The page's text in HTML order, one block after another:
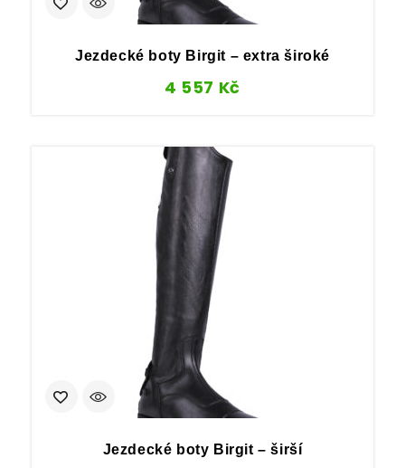
Jezdecké boty Birgit – extra široké
4 557 Kč
Jezdecké boty Birgit – širší